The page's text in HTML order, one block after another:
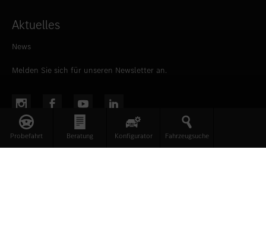
Aktuelles
News
Melden Sie sich für unseren Newsletter an.
Impressum Compliance Verhaltenskodex
Probefahrt Beratung Konfigurator Fahrzeugsuche